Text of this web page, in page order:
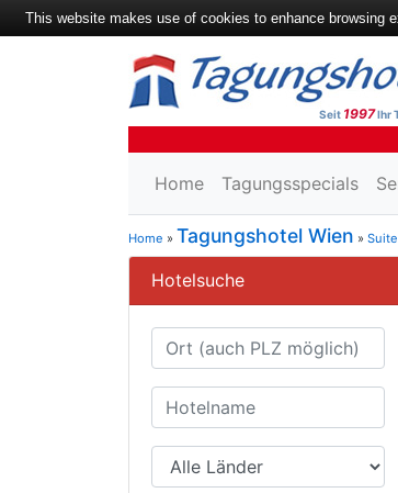
Seit 1997Ihr
Home Tagungsspecials
Home » Tagungshotel Wien »
Hotelsuche
This website makes use of cookies to enhance browsing